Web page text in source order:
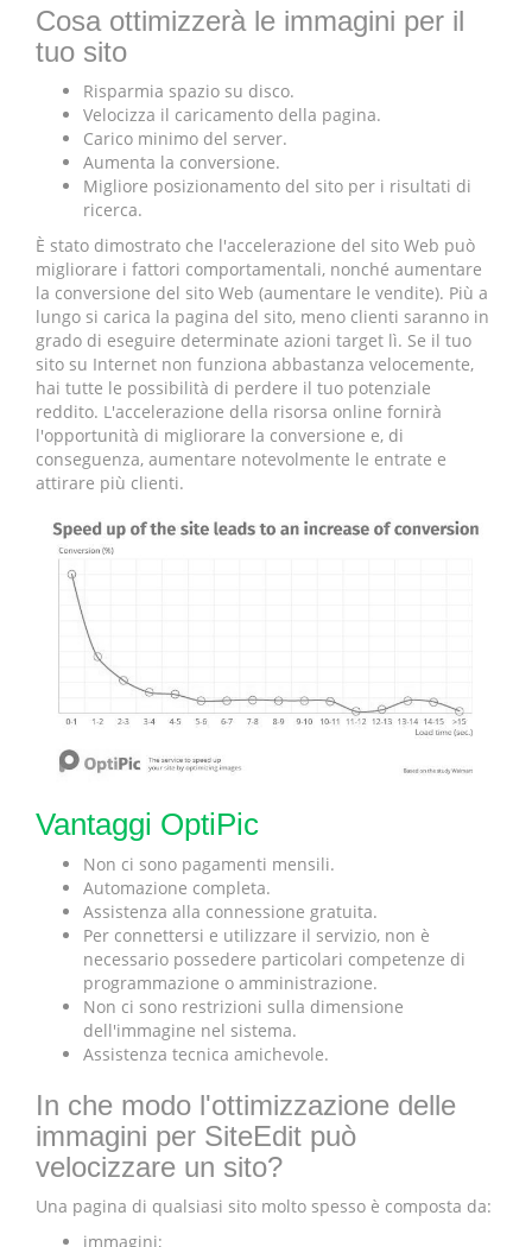
Cosa ottimizzerà le immagini per il
tuo sito
Risparmia spazio su disco.
Velocizza il caricamento della pagina.
Carico minimo del server.
Aumenta la conversione.
Migliore posizionamento del sito per i risultati di
ricerca.
È stato dimostrato che l'accelerazione del sito Web può
migliorare i fattori comportamentali, nonché aumentare
la conversione del sito Web (aumentare le vendite). Più a
lungo si carica la pagina del sito, meno clienti saranno in
grado di eseguire determinate azioni target lì. Se il tuo
sito su Internet non funziona abbastanza velocemente,
hai tutte le possibilità di perdere il tuo potenziale
reddito. L'accelerazione della risorsa online fornirà
l'opportunità di migliorare la conversione e, di
conseguenza, aumentare notevolmente le entrate e
attirare più clienti.
Vantaggi OptiPic
Non ci sono pagamenti mensili.
Automazione completa.
Assistenza alla connessione gratuita.
Per connettersi e utilizzare il servizio, non è
necessario possedere particolari competenze di
programmazione o amministrazione.
Non ci sono restrizioni sulla dimensione
dell'immagine nel sistema.
Assistenza tecnica amichevole.
In che modo l'ottimizzazione delle
immagini per SiteEdit può
velocizzare un sito?
Una pagina di qualsiasi sito molto spesso è composta da:
immagini;